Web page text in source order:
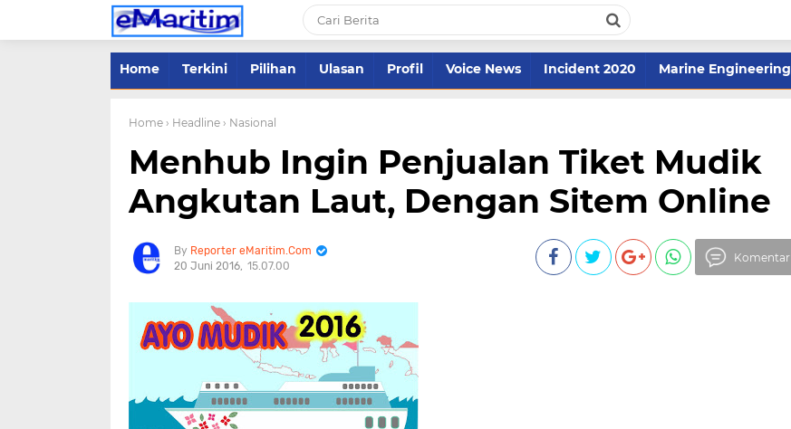
Home Terkini Pilihan Ulasan Profil Voice News Incident 2020 Marine Engineering
Home › Headline › Nasional
Menhub Ingin Penjualan Tiket Mudik
Angkutan Laut, Dengan Sitem Online
Reporter eMaritim.Com
20 Juni 2016 15.07.00
Komentar